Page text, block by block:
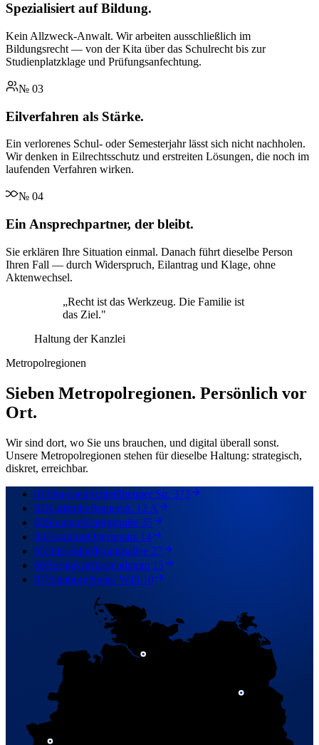
Spezialisiert auf Bildung.
Kein Allzweck-Anwalt. Wir arbeiten ausschließlich im
Bildungsrecht — von der Kita über das Schulrecht bis zur
Studienplatzklage und Prüfungsanfechtung.
№ 03
Eilverfahren als Stärke.
Ein verlorenes Schul- oder Semesterjahr lässt sich nicht nachholen.
Wir denken in Eilrechtsschutz und erstreiten Lösungen, die noch im
laufenden Verfahren wirken.
№ 04
Ein Ansprechpartner, der bleibt.
Sie erklären Ihre Situation einmal. Danach führt dieselbe Person
Ihren Fall — durch Widerspruch, Eilantrag und Klage, ohne
Aktenwechsel.
„Recht ist das Werkzeug. Die Familie ist
das Ziel."
Haltung der Kanzlei
Metropolregionen
Sieben Metropolregionen. Persönlich vor
Ort.
Wir sind dort, wo Sie uns brauchen, und digital überall sonst.
Unsere Metropolregionen stehen für dieselbe Haltung: strategisch,
diskret, erreichbar.
01MünchenSchleißheimer Str. 373
02KarlsruheBrauerstr. 12 A
03StuttgartKönigstraße 35
04FrankfurtOpernplatz 14
05DüsseldorfKönigsallee 27
06BerlinKurfürstendamm 15
07HamburgNeuer Wall 10